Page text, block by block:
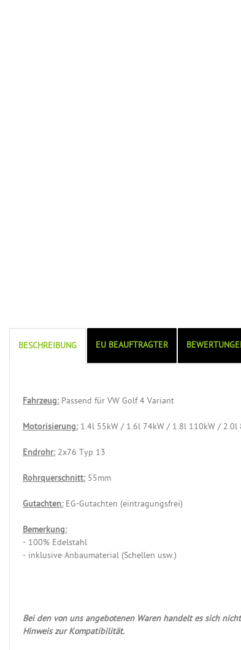
BESCHREIBUNG EU BEAUFTRAGTER
Fahrzeug:Passend für VW Golf 4 Variant
Motorisierung:1.4l 55kW / 1.6l 74kW / 1.8l 110kW /
Endrohr:2x76 Typ 13
Rohrquerschnitt:55mm
Gutachten:EG-Gutachten (eintragungsfrei)
Bemerkung:
- 100% Edelstahl
- inklusive Anbaumaterial (Schellen usw.)
Bei den von uns angebotenen Waren handelt es sich
Hinweis zur Kompatibilität.